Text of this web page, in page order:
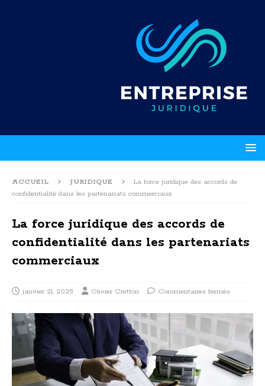
ACCUEIL JURIDIQUE
La force juridique des accords de
confidentialité dans les partenariats commerciaux
La force juridique des accords de
confidentialité dans les partenariats
commerciaux
janvier 21, 2025 Olivier Cretton Commentaires fermés